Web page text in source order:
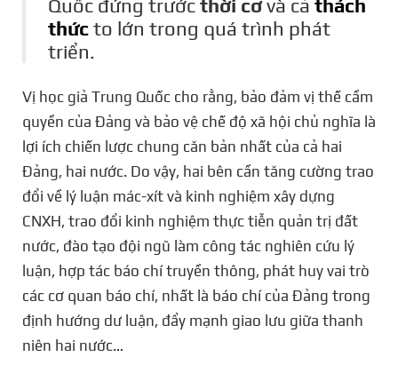
Quốc đứng trướcthời cơvà cả thách
thứcto lớn trong quá trình phát
triển.
Vị học giả Trung Quốc cho rằng, bảo đảm vị thế cầm
quyền của Đảng và bảo vệ chế độ xã hội chủ nghĩa là
lợi ích chiến lược chung căn bản nhất của cả hai
Đảng, hai nước. Do vậy, hai bên cần tăng cường trao
đổi về lý luận mác-xít và kinh nghiệm xây dựng
CNXH, trao đổi kinh nghiệm thực tiễn quản trị đất
nước, đào tạo đội ngũ làm công tác nghiên cứu lý
luận, hợp tác báo chí truyền thông, phát huy vai trò
các cơ quan báo chí, nhất là báo chí của Đảng trong
định hướng dư luận, đẩy mạnh giao lưu giữa thanh
niên hai nước…